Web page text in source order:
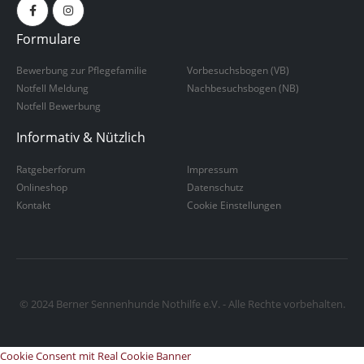
Formulare
Bewerbung zur Pflegefamilie
Notfell Meldung
Notfell Bewerbung
Vorbesuchsbogen (VB)
Nachbesuchsbogen (NB)
Informativ & Nützlich
Ratgeberforum
Onlineshop
Kontakt
Impressum
Datenschutz
Cookie Einstellungen
© 2024 Berner Sennenhunde Nothilfe e.V. - Alle Rechte vorbehalten.
Cookie Consent mit Real Cookie Banner